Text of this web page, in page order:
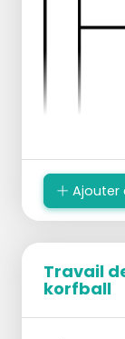
Ajouter
Travail
korfball